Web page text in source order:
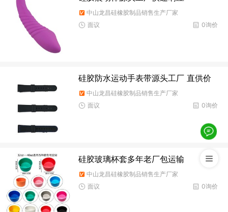
中山龙昌硅橡胶制品销售生产厂家
0询价
面议
硅胶防水运动手表带源头工厂 直供价
中山龙昌硅橡胶制品销售生产厂家
0询价
面议
硅胶玻璃杯套多年老厂包运输
中山龙昌硅橡胶制品销售生产厂家
0询价
面议